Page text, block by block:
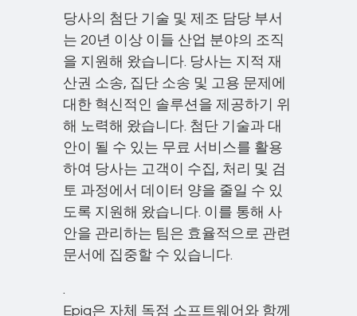
당사의 첨단 기술 및 제조 담당 부서
는 20년 이상 이들 산업 분야의 조직
을 지원해 왔습니다. 당사는 지적 재
산권 소송, 집단 소송 및 고용 문제에
대한 혁신적인 솔루션을 제공하기 위
해 노력해 왔습니다. 첨단 기술과 대
안이 될 수 있는 무료 서비스를 활용
하여 당사는 고객이 수집, 처리 및 검
토 과정에서 데이터 양을 줄일 수 있
도록 지원해 왔습니다. 이를 통해 사
안을 관리하는 팀은 효율적으로 관련
문서에 집중할 수 있습니다.
.
Epiq은 자체 독점 소프트웨어와 함께